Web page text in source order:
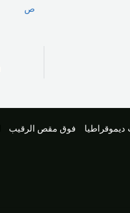
ص
ديموقراطيا فوق مقص الرقيب